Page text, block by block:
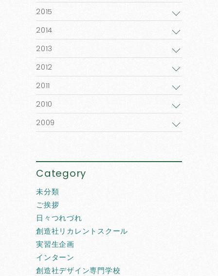
2015
2014
2013
2012
2011
2010
2009
Category
未分類
ご挨拶
日々つれづれ
創造社リカレントスクール
実習生企画
インターン
創造社デザイン専門学校